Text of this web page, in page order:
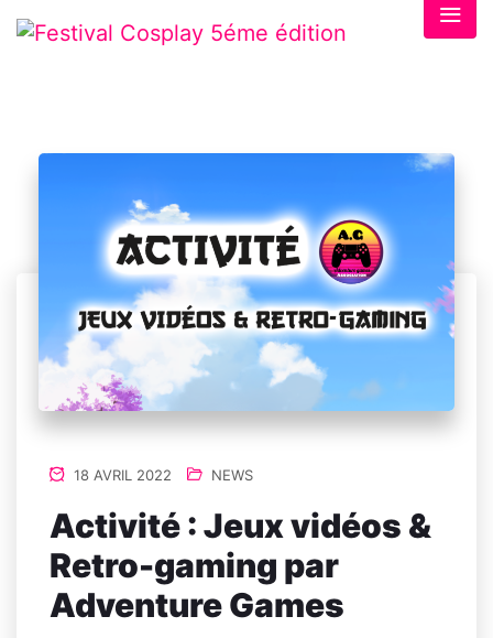
18 AVRIL 2022 NEWS
Activité : Jeux vidéos &
Retro-gaming par
Adventure Games